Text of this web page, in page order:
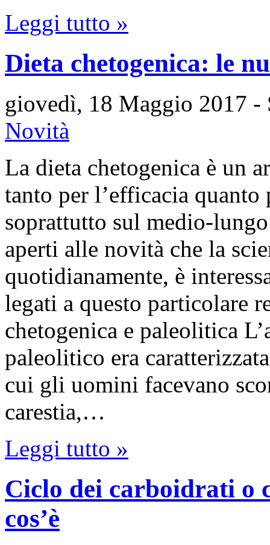
Leggi tutto »
Dieta chetogenica: le
giovedì, 18 Maggio 2017 -
Novità
La dieta chetogenica è un
tanto per l’efficacia
soprattutto sul medio-
aperti alle novità che la
quotidianamente, è
legati a questo particolare
chetogenica e paleolitica
paleolitico era
cui gli uomini facevano
carestia,…
Leggi tutto »
Ciclo dei carboidrati o
cos’è